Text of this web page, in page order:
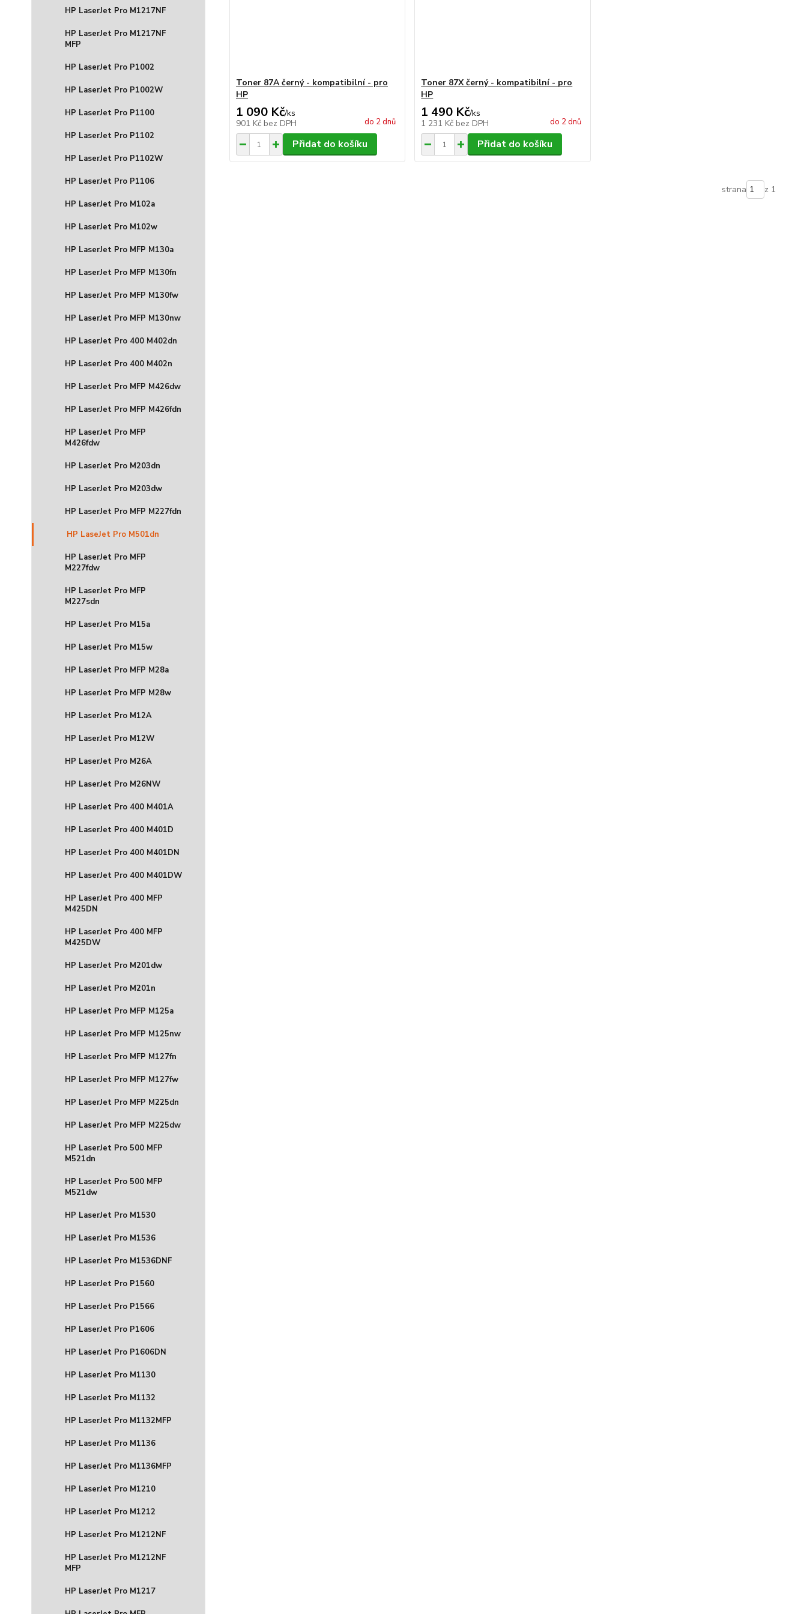
HP LaserJet Pro M1217NF
HP LaserJet Pro M1217NF
MFP
HP LaserJet Pro P1002
HP LaserJet Pro P1002W
HP LaserJet Pro P1100
HP LaserJet Pro P1102
HP LaserJet Pro P1102W
HP LaserJet Pro P1106
HP LaserJet Pro M102a
HP LaserJet Pro M102w
HP LaserJet Pro MFP M130a
HP LaserJet Pro MFP M130fn
HP LaserJet Pro MFP M130fw
HP LaserJet Pro MFP M130nw
HP LaserJet Pro 400 M402dn
HP LaserJet Pro 400 M402n
HP LaserJet Pro MFP M426dw
HP LaserJet Pro MFP M426fdn
HP LaserJet Pro MFP
M426fdw
HP LaserJet Pro M203dn
HP LaserJet Pro M203dw
HP LaserJet Pro MFP M227fdn
HP LaseJet Pro M501dn
HP LaserJet Pro MFP
M227fdw
HP LaserJet Pro MFP
M227sdn
HP LaserJet Pro M15a
HP LaserJet Pro M15w
HP LaserJet Pro MFP M28a
HP LaserJet Pro MFP M28w
HP LaserJet Pro M12A
HP LaserJet Pro M12W
HP LaserJet Pro M26A
HP LaserJet Pro M26NW
HP LaserJet Pro 400 M401A
HP LaserJet Pro 400 M401D
HP LaserJet Pro 400 M401DN
HP LaserJet Pro 400 M401DW
HP LaserJet Pro 400 MFP
M425DN
HP LaserJet Pro 400 MFP
M425DW
HP LaserJet Pro M201dw
HP LaserJet Pro M201n
HP LaserJet Pro MFP M125a
HP LaserJet Pro MFP M125nw
HP LaserJet Pro MFP M127fn
HP LaserJet Pro MFP M127fw
HP LaserJet Pro MFP M225dn
HP LaserJet Pro MFP M225dw
HP LaserJet Pro 500 MFP
M521dn
HP LaserJet Pro 500 MFP
M521dw
HP LaserJet Pro M1530
HP LaserJet Pro M1536
HP LaserJet Pro M1536DNF
HP LaserJet Pro P1560
HP LaserJet Pro P1566
HP LaserJet Pro P1606
HP LaserJet Pro P1606DN
HP LaserJet Pro M1130
HP LaserJet Pro M1132
HP LaserJet Pro M1132MFP
HP LaserJet Pro M1136
HP LaserJet Pro M1136MFP
HP LaserJet Pro M1210
HP LaserJet Pro M1212
HP LaserJet Pro M1212NF
HP LaserJet Pro M1212NF
MFP
HP LaserJet Pro M1217
Toner 87A černý - kompatibilní - pro
HP
1 090 Kč/ks
901 Kč bez DPH do 2 dnů
Přidat do košíku
Toner 87X černý - kompatibilní - pro
HP
1 490 Kč/ks
1 231 Kč bez DPH do 2 dnů
Přidat do košíku
strana z 1